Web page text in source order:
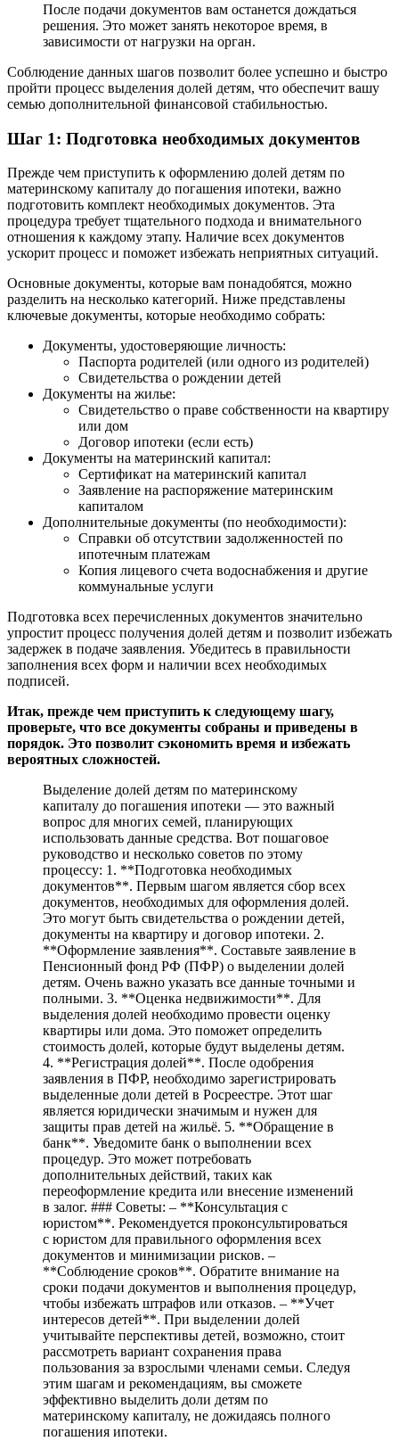
После подачи документов вам останется дождаться
решения. Это может занять некоторое время, в
зависимости от нагрузки на орган.
Соблюдение данных шагов позволит более успешно и быстро
пройти процесс выделения долей детям, что обеспечит вашу
семью дополнительной финансовой стабильностью.
Шаг 1: Подготовка необходимых документов
Прежде чем приступить к оформлению долей детям по
материнскому капиталу до погашения ипотеки, важно
подготовить комплект необходимых документов. Эта
процедура требует тщательного подхода и внимательного
отношения к каждому этапу. Наличие всех документов
ускорит процесс и поможет избежать неприятных ситуаций.
Основные документы, которые вам понадобятся, можно
разделить на несколько категорий. Ниже представлены
ключевые документы, которые необходимо собрать:
Документы, удостоверяющие личность:
Паспорта родителей (или одного из родителей)
Свидетельства о рождении детей
Документы на жилье:
Свидетельство о праве собственности на квартиру
или дом
Договор ипотеки (если есть)
Документы на материнский капитал:
Сертификат на материнский капитал
Заявление на распоряжение материнским
капиталом
Дополнительные документы (по необходимости):
Справки об отсутствии задолженностей по
ипотечным платежам
Копия лицевого счета водоснабжения и другие
коммунальные услуги
Подготовка всех перечисленных документов значительно
упростит процесс получения долей детям и позволит избежать
задержек в подаче заявления. Убедитесь в правильности
заполнения всех форм и наличии всех необходимых
подписей.
Итак, прежде чем приступить к следующему шагу,
проверьте, что все документы собраны и приведены в
порядок. Это позволит сэкономить время и избежать
вероятных сложностей.
Выделение долей детям по материнскому
капиталу до погашения ипотеки — это важный
вопрос для многих семей, планирующих
использовать данные средства. Вот пошаговое
руководство и несколько советов по этому
процессу: 1. **Подготовка необходимых
документов**. Первым шагом является сбор всех
документов, необходимых для оформления долей.
Это могут быть свидетельства о рождении детей,
документы на квартиру и договор ипотеки. 2.
**Оформление заявления**. Составьте заявление в
Пенсионный фонд РФ (ПФР) о выделении долей
детям. Очень важно указать все данные точными и
полными. 3. **Оценка недвижимости**. Для
выделения долей необходимо провести оценку
квартиры или дома. Это поможет определить
стоимость долей, которые будут выделены детям.
4. **Регистрация долей**. После одобрения
заявления в ПФР, необходимо зарегистрировать
выделенные доли детей в Росреестре. Этот шаг
является юридически значимым и нужен для
защиты прав детей на жильё. 5. **Обращение в
банк**. Уведомите банк о выполнении всех
процедур. Это может потребовать
дополнительных действий, таких как
переоформление кредита или внесение изменений
в залог. ### Советы: – **Консультация с
юристом**. Рекомендуется проконсультироваться
с юристом для правильного оформления всех
документов и минимизации рисков. –
**Соблюдение сроков**. Обратите внимание на
сроки подачи документов и выполнения процедур,
чтобы избежать штрафов или отказов. – **Учет
интересов детей**. При выделении долей
учитывайте перспективы детей, возможно, стоит
рассмотреть вариант сохранения права
пользования за взрослыми членами семьи. Следуя
этим шагам и рекомендациям, вы сможете
эффективно выделить доли детям по
материнскому капиталу, не дожидаясь полного
погашения ипотеки.